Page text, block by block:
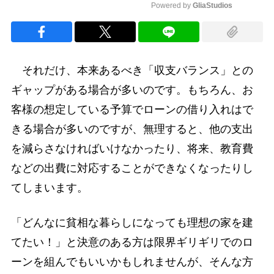
Powered by GliaStudios
それだけ、本来あるべき「収支バランス」との
ギャップがある場合が多いのです。もちろん、お
客様の想定している予算でローンの借り入れはで
きる場合が多いのですが、無理すると、他の支出
を減らさなければいけなかったり、将来、教育費
などの出費に対応することができなくなったりし
てしまいます。
「どんなに貧相な暮らしになっても理想の家を建
てたい！」と決意のある方は限界ギリギリでのロ
ーンを組んでもいいかもしれませんが、そんな方